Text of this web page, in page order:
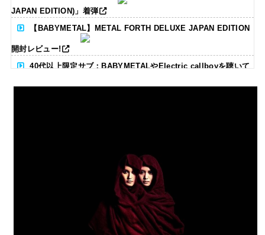
JAPAN EDITION)」着弾
【BABYMETAL】METAL FORTH DELUXE JAPAN EDITION
開封レビュー!
40代以上限定サブ：BABYMETALやElectric callboyを聴いて
る人いる？ 【海外の反応】